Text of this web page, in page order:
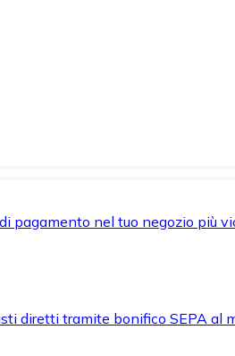
pagamento nel tuo negozio più
diretti tramite bonifico SEPA al